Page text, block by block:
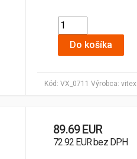
Kód: VX_0711 Výrobca: vitex
Do košíka
89.69 EUR
72.92 EUR bez DPH